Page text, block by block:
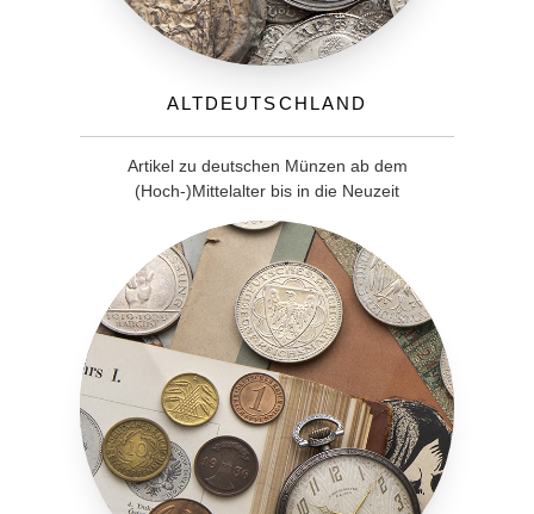
Altdeutschland
Artikel zu deutschen Münzen ab dem
(Hoch-)Mittelalter bis in die Neuzeit